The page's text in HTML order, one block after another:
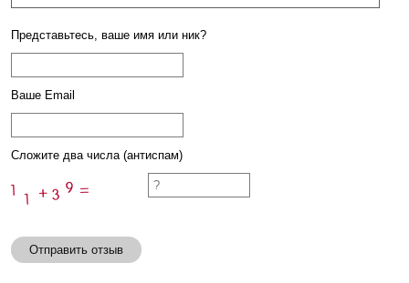
Представьтесь, ваше имя или ник?
Ваше Email
Сложите два числа (антиспам)
Отправить отзыв